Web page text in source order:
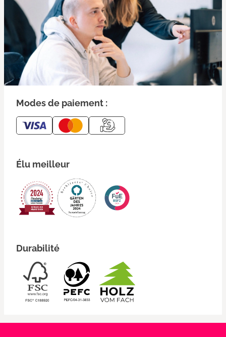
Modes de paiement :
Élu meilleur
Durabilité